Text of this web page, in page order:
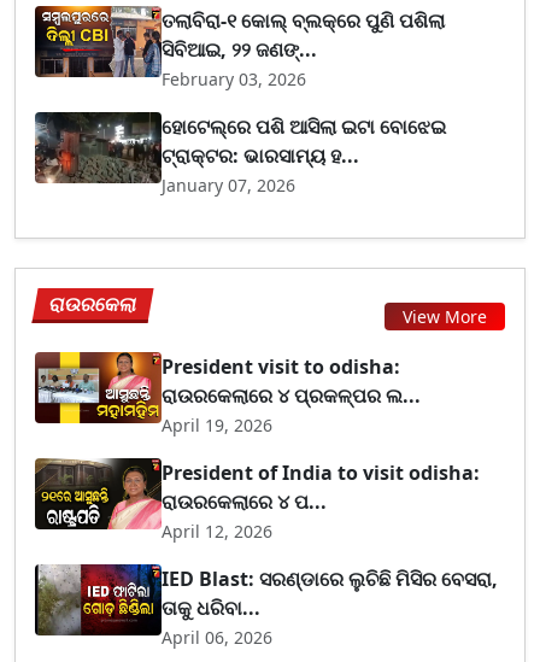
ତଲାବିରା-୧ କୋଲ୍ ବ୍ଲକ୍‌ରେ ପୁଣି ପଶିଲା
ସିବିଆଇ, ୨୨ ଜଣଙ୍...
February 03, 2026
ହୋଟେଲ୍‌ରେ ପଶି ଆସିଲା ଇଟା ବୋଝେଇ
ଟ୍ରାକ୍ଟର: ଭାରସାମ୍ୟ ହ...
January 07, 2026
ରାଉରକେଲା View More
President visit to odisha:
ରାଉରକେଲାରେ ୪ ପ୍ରକଳ୍ପର ଲ...
April 19, 2026
President of India to visit odisha:
ରାଉରକେଲାରେ ୪ ପ...
April 12, 2026
IED Blast: ସରଣ୍ଡାରେ ଲୁଚିଛି ମିସିର ବେସରା,
ତାକୁ ଧରିବା...
April 06, 2026